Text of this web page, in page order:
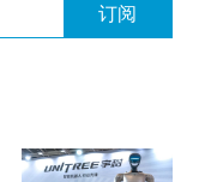
订阅